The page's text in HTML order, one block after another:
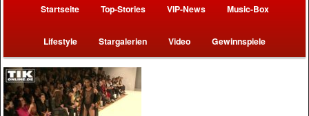
Startseite Top-Stories VIP-News Music-Box
Lifestyle Stargalerien Video Gewinnspiele